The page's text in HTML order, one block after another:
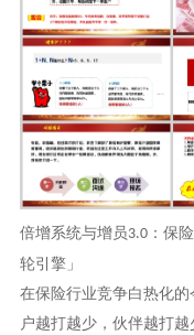
倍增系统与增员3.0：保
轮引擎」
在保险行业竞争白热化的
户越打越少，伙伴越打